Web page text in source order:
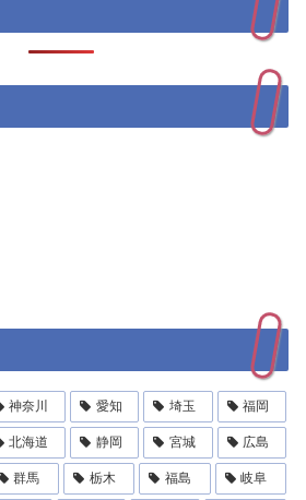
神奈川 愛知 埼玉 福岡
北海道 静岡 宮城 広島
群馬 栃木 福島 岐阜